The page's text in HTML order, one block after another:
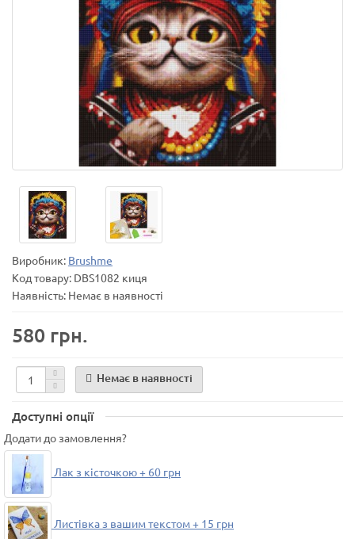
Виробник: Brushme
Код товару: DBS1082 киця
Наявність: Немає в наявності
580 грн.
Немає в наявності
Доступні опції
Додати до замовлення?
Лак з кісточкою + 60 грн
Листівка з вашим текстом + 15 грн